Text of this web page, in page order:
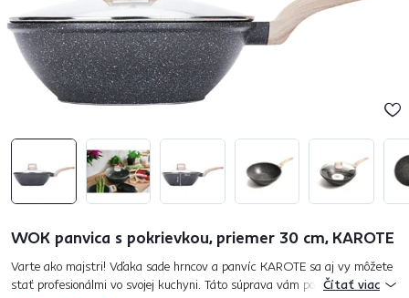
WOK panvica s pokrievkou, priemer 30 cm, KAROTE
Varte ako majstri! Vďaka sade hrncov a panvíc KAROTE sa aj vy môžete
stať profesionálmi vo svojej kuchyni. Táto súprava vám ponúka veľa
Čítať viac